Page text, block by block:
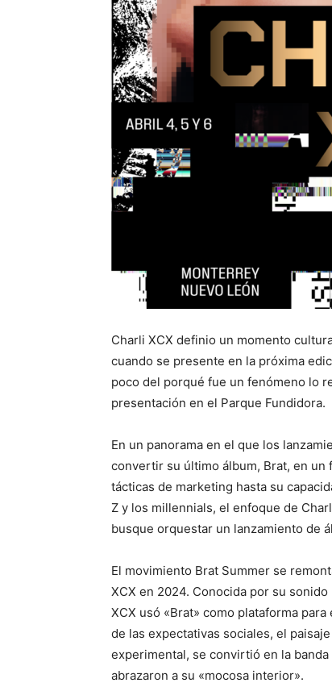
Charli XCX definio un momento
cuando se presente en la próxima
poco del porqué fue un fenómeno lo
presentación en el Parque Fundidora.
En un panorama en el que los
convertir su último álbum, Brat, en
tácticas de marketing hasta su
Z y los millennials, el enfoque de
busque orquestar un lanzamiento de
El movimiento Brat Summer se
XCX en 2024. Conocida por su
XCX usó «Brat» como plataforma
de las expectativas sociales, el
experimental, se convirtió en la
abrazaron a su «mocosa interior».